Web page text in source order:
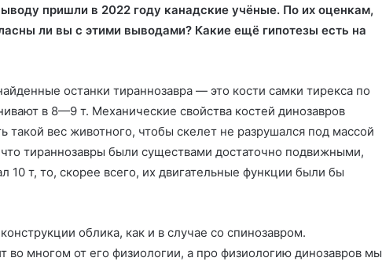
пришли в 2022 году канадские учёные. По их оценкам,
ли вы с этими выводами? Какие ещё гипотезы есть на
останки тираннозавра — это кости самки тирекса по
в 8—9 т. Механические свойства костей динозавров
такой вес животного, чтобы скелет не разрушался под массой
тираннозавры были существами достаточно подвижными,
10 т, то, скорее всего, их двигательные функции были бы
облика, как и в случае со спинозавром.
во многом от его физиологии, а про физиологию динозавров мы